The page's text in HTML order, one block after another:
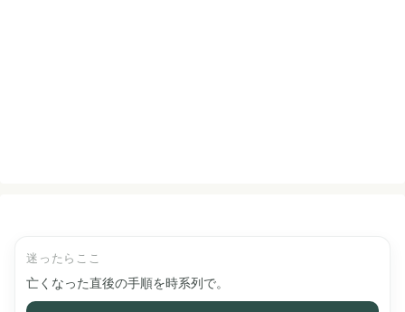
迷ったらここ
亡くなった直後の手順を時系列で。